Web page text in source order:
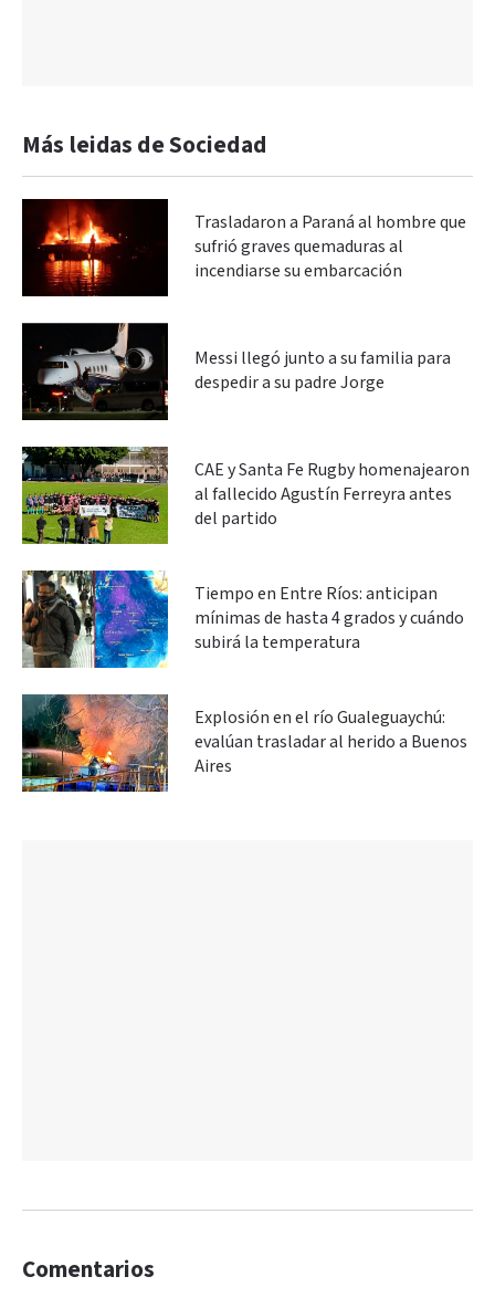
Más leidas de Sociedad
Trasladaron a Paraná al hombre que
sufrió graves quemaduras al
incendiarse su embarcación
Messi llegó junto a su familia para
despedir a su padre Jorge
CAE y Santa Fe Rugby homenajearon
al fallecido Agustín Ferreyra antes
del partido
Tiempo en Entre Ríos: anticipan
mínimas de hasta 4 grados y cuándo
subirá la temperatura
Explosión en el río Gualeguaychú:
evalúan trasladar al herido a Buenos
Aires
Comentarios